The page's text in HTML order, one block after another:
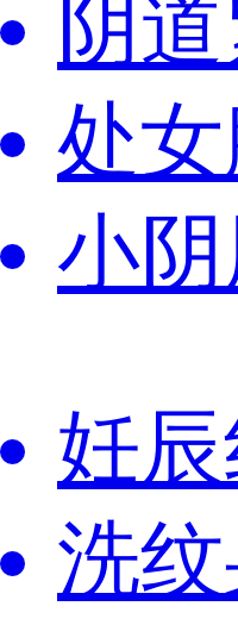
阴
处
小
妊
洗